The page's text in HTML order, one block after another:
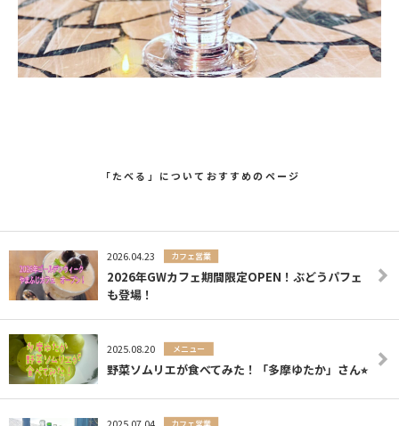
「たべる」についておすすめのページ
2026.04.23 カフェ営業
2026年GWカフェ期間限定OPEN！ぶどうパフェ
も登場！
2025.08.20 メニュー
野菜ソムリエが食べてみた！「多摩ゆたか」さん⭐︎
カフェ営業